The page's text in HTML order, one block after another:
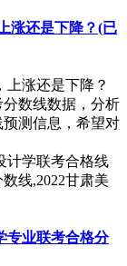
涨还是下降？(已
上涨还是下降？
数线数据，分析
测信息，希望对
线,2022甘肃美
专业联考合格分